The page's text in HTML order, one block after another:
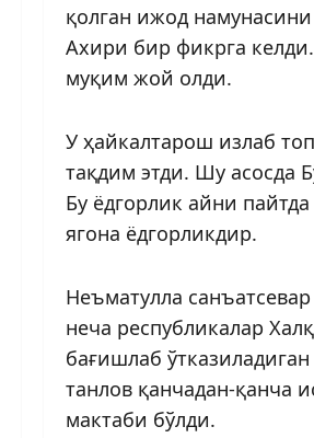
қолган ижод
Ахири бир фикрга
муқим жой олди.
У ҳайкалтарош излаб
тақдим этди. Шу асосда
Бу ёдгорлик айни
ягона ёдгорликдир.
Неъматулла
неча республикалар
бағишлаб
танлов қанчадан-қанча
мактаби бўлди.